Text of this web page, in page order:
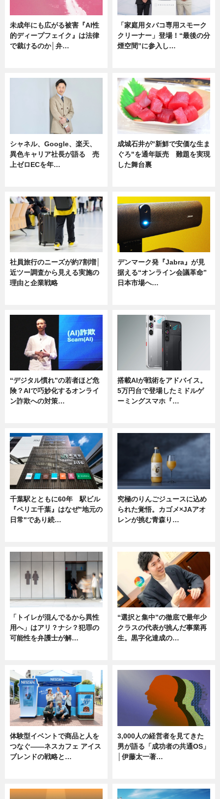
未成年にも広がる被害『AI性
的ディープフェイク』は法律
で裁けるのか│弁…
「家庭用タバコ専用スモーク
クリーナー」登場！“最後の分
煙空間”に参入し…
シャネル、Google、楽天、
異色キャリア社長が語る 売
上ゼロECを年…
成城石井が"新鮮で安価な生ま
ぐろ"を通年販売 難題を実現
した舞台裏
社員旅行のニーズが約7割増│
近ツー調査から見える実施の
理由と企業戦略
デンマーク発『Jabra』が見
据える“オンライン会議革命”
日本市場へ…
“デジタル慣れ”の若者ほど危
険？AIで巧妙化するオンライ
ン詐欺への対策…
搭載AIが戦術をアドバイス。
5万円台で登場したミドルゲ
ーミングスマホ『…
千葉駅とともに60年 駅ビル
『ペリエ千葉』はなぜ"地元の
日常"であり続…
究極のりんごジュースに込め
られた覚悟。カゴメ×JAアオ
レンが挑む青森り…
「トイレが混んでるから異性
用へ」はアリ？ナシ？犯罪の
可能性を弁護士が解…
“選択と集中”の徹底で最年少
クラスの代表が挑んだ事業再
生。黒字化達成の…
体験型イベントで商品と人を
つなぐ――ネスカフェ アイス
ブレンドの戦略と…
3,000人の経営者を見てきた
男が語る「成功者の共通OS」
│伊藤太一著…